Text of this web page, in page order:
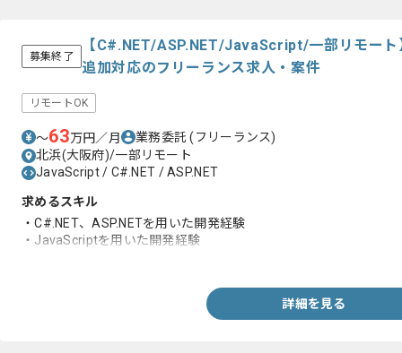
募集終了
【C#.NET/ASP.NET/JavaScript/一部リモート
追加対応のフリーランス求人・案件
リモートOK
〜63万円／月 業務委託(フリーランス)
北浜(大阪府)/一部リモート
JavaScript / C#.NET / ASP.NET
求めるスキル
・C#.NET、ASP.NETを用いた開発経験
・JavaScriptを用いた開発経験
詳細を見る